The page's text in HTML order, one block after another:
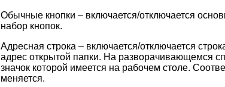
Обычные кнопки – включается/отключается
набор кнопок.
Адресная строка – включается/отключается
адрес открытой папки. На разворачивающемся
значок которой имеется на рабочем столе.
меняется.